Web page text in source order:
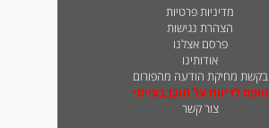
מדיניות פרטיות
הצהרת נגישות
פרסם אצלנו
אודותינו
בקשת מחיקת הודעה מהפורום
טופס לדיווח על תוכן בעייתי
צור קשר